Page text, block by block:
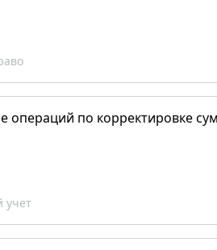
операций по корректировке
учет